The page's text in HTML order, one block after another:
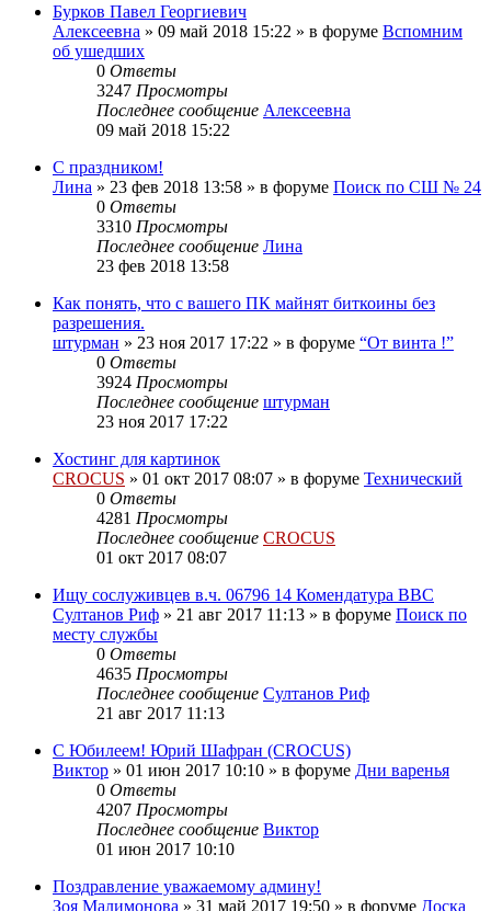
Бурков Павел Георгиевич
Алексеевна » 09 май 2018 15:22 » в форуме Вспомним
об ушедших
0 Ответы
3247 Просмотры
Последнее сообщение Алексеевна
09 май 2018 15:22
С праздником!
Лина » 23 фев 2018 13:58 » в форуме Поиск по СШ № 24
0 Ответы
3310 Просмотры
Последнее сообщение Лина
23 фев 2018 13:58
Как понять, что с вашего ПК майнят биткоины без
разрешения.
штурман » 23 ноя 2017 17:22 » в форуме “От винта !”
0 Ответы
3924 Просмотры
Последнее сообщение штурман
23 ноя 2017 17:22
Хостинг для картинок
CROCUS » 01 окт 2017 08:07 » в форуме Технический
0 Ответы
4281 Просмотры
Последнее сообщение CROCUS
01 окт 2017 08:07
Ищу сослуживцев в.ч. 06796 14 Комендатура ВВС
Султанов Риф » 21 авг 2017 11:13 » в форуме Поиск по
месту службы
0 Ответы
4635 Просмотры
Последнее сообщение Султанов Риф
21 авг 2017 11:13
С Юбилеем! Юрий Шафран (CROCUS)
Виктор » 01 июн 2017 10:10 » в форуме Дни варенья
0 Ответы
4207 Просмотры
Последнее сообщение Виктор
01 июн 2017 10:10
Поздравление уважаемому админу!
Зоя Малимонова » 31 май 2017 19:50 » в форуме Доска